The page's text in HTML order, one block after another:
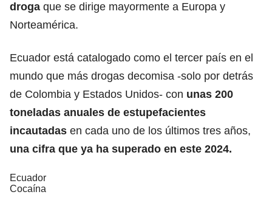
droga que se dirige mayormente a Europa y
Norteamérica.
Ecuador está catalogado como el tercer país en el
mundo que más drogas decomisa -solo por detrás
de Colombia y Estados Unidos- con unas 200
toneladas anuales de estupefacientes
incautadas en cada uno de los últimos tres años,
una cifra que ya ha superado en este 2024.
Ecuador
Cocaína